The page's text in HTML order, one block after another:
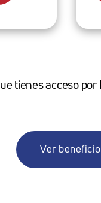
tienes acceso
Ver